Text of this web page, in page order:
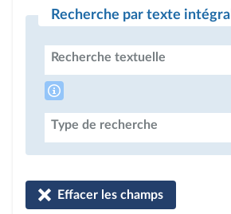
Recherche par texte intégral
Recherche textuelle
Type de recherche
Effacer les champs